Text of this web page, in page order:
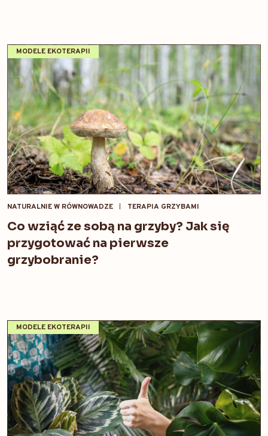
MODELE EKOTERAPII
NATURALNIE W RÓWNOWADZE TERAPIA GRZYBAMI
Co wziąć ze sobą na grzyby? Jak się
przygotować na pierwsze
grzybobranie?
MODELE EKOTERAPII